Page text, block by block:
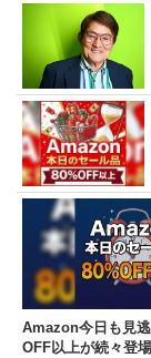
Amazon今日も見
OFF以上が続々登場